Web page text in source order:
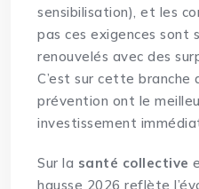
sensibilisation), et les
pas ces exigences sont
renouvelés avec des
C’est sur cette
prévention ont le
investissement
Sur la santé collective
hausse 2026 reflète